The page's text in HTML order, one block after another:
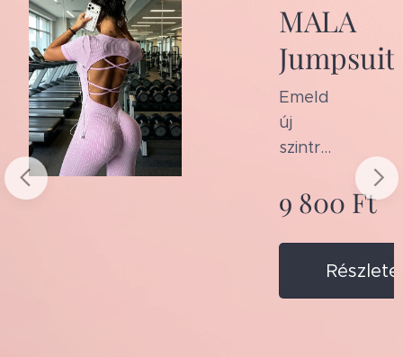
MALA
Jumpsuit
Emeld
új
szintre
edzés
eidet
és a
nnapi
9 800 Ft